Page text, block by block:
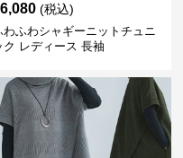
6,080 (税込)
わふわシャギーニットチュニ
ク レディース 長袖